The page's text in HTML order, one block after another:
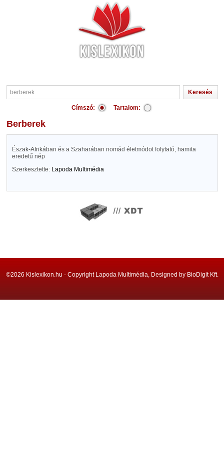
Címszó: Tartalom:
berberek
Észak-Afrikában és a Szaharában nomád életmódot folytató, hamita
eredetű nép
Szerkesztette: Lapoda Multimédia
©2026 Kislexikon.hu - Copyright Lapoda Multimédia, Designed by BioDigit Kft.